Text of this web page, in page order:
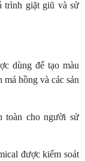
trình giặt giũ và sử
dùng để tạo màu
má hồng và các sản
toàn cho người sử
được kiểm soát